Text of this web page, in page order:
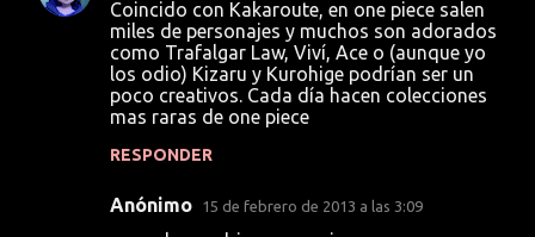
Coincido con Kakaroute, en one piece salen
miles de personajes y muchos son adorados
como Trafalgar Law, Viví, Ace o (aunque yo
los odio) Kizaru y Kurohige podrían ser un
poco creativos. Cada día hacen colecciones
mas raras de one piece
RESPONDER
Anónimo 15 de febrero de 2013 a las 3:09